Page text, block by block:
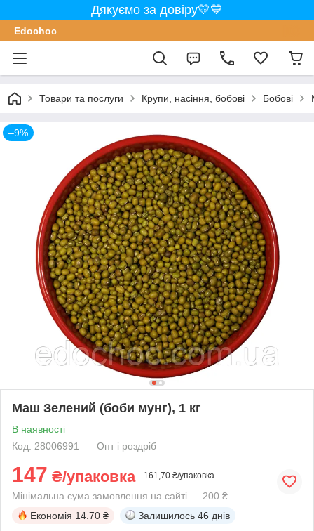
Дякуємо за довіру💛💙
Edochoс
Товари та послуги Крупи, насіння, бобові Бобові
–9%
Маш Зелений (боби мунг), 1 кг
В наявності
Код: 28006991
Опт і роздріб
147 ₴/упаковка 161,70 ₴/упаковка
Мінімальна сума замовлення на сайті — 200 ₴
Економія 14.70 ₴ Залишилось 46 днів